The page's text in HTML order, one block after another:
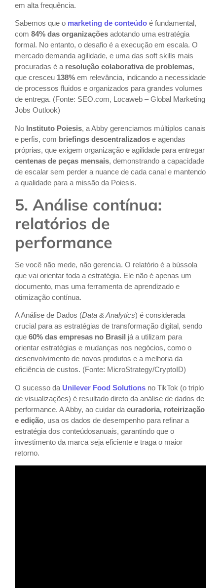
em alta frequência.
Sabemos que o marketing de conteúdo é fundamental,
com 84% das organizações adotando uma estratégia
formal. No entanto, o desafio é a execução em escala. O
mercado demanda agilidade, e uma das soft skills mais
procuradas é a resolução colaborativa de problemas,
que cresceu 138% em relevância, indicando a necessidade
de processos fluidos e organizados para grandes volumes
de entrega. (Fonte: SEO.com, Locaweb – Global Marketing
Jobs Outlook)
No Instituto Poiesis, a Abby gerenciamos múltiplos canais
e perfis, com briefings descentralizados e agendas
próprias, que exigem organização e agilidade para entregar
centenas de peças mensais, demonstrando a capacidade
de escalar sem perder a nuance de cada canal e mantendo
a qualidade para a missão da Poiesis.
5. Análise contínua:
relatórios de
performance
Se você não mede, não gerencia. O relatório é a bússola
que vai orientar toda a estratégia. Ele não é apenas um
documento, mas uma ferramenta de aprendizado e
otimização contínua.
A Análise de Dados (Data & Analytics) é considerada
crucial para as estratégias de transformação digital, sendo
que 60% das empresas no Brasil já a utilizam para
orientar estratégias e mudanças nos negócios, como o
desenvolvimento de novos produtos e a melhoria da
eficiência de custos. (Fonte: MicroStrategy/CryptoID)
O sucesso da Unilever Food Solutions no TikTok (o triplo
de visualizações) é resultado direto da análise de dados de
performance. A Abby, ao cuidar da curadoria, roteirização
e edição, usa os dados de desempenho para refinar a
estratégia dos conteúdosanuais, garantindo que o
investimento da marca seja eficiente e traga o maior
retorno.